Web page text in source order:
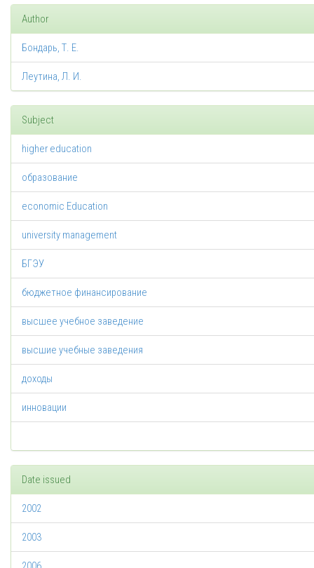
Author
Бондарь, Т. Е.
Леутина, Л. И.
Subject
higher education
образование
economic Education
university management
БГЭУ
бюджетное финансирование
высшее учебное заведение
высшие учебные заведения
доходы
инновации
Date issued
2002
2003